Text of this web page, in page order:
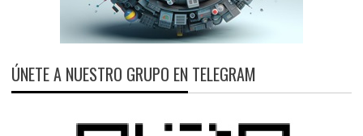
ÚNETE A NUESTRO GRUPO EN TELEGRAM